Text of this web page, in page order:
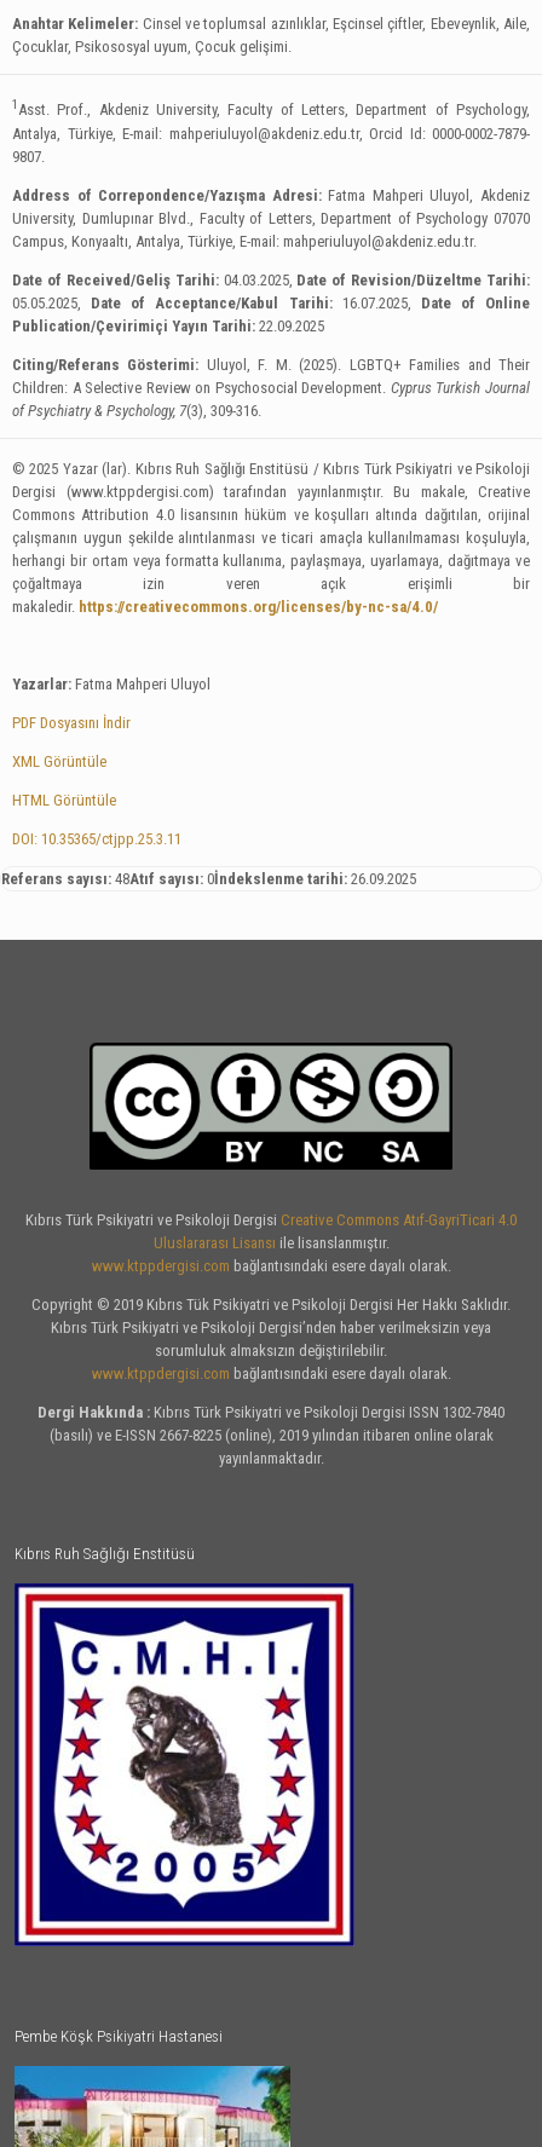
Anahtar Kelimeler: Cinsel ve toplumsal azınlıklar, Eşcinsel çiftler, Ebeveynlik, Aile,
Çocuklar, Psikososyal uyum, Çocuk gelişimi.
1 Asst. Prof., Akdeniz University, Faculty of Letters, Department of Psychology,
Antalya, Türkiye, E-mail: mahperiuluyol@akdeniz.edu.tr, Orcid Id: 0000-0002-7879-
9807.
Address of Correpondence/Yazışma Adresi:Fatma Mahperi Uluyol, Akdeniz
University, Dumlupınar Blvd., Faculty of Letters, Department of Psychology 07070
Campus, Konyaaltı, Antalya, Türkiye, E-mail: mahperiuluyol@akdeniz.edu.tr.
Date of Received/Geliş Tarihi: 04.03.2025, Date of Revision/Düzeltme Tarihi:
05.05.2025, Date of Acceptance/Kabul Tarihi: 16.07.2025, Date of Online
Publication/Çevirimiçi Yayın Tarihi: 22.09.2025
Citing/Referans Gösterimi: Uluyol, F. M. (2025). LGBTQ+ Families and Their
Children: A Selective Review on Psychosocial Development. Cyprus Turkish Journal
of Psychiatry & Psychology, 7(3), 309-316.
© 2025 Yazar (lar). Kıbrıs Ruh Sağlığı Enstitüsü / Kıbrıs Türk Psikiyatri ve Psikoloji
Dergisi (www.ktppdergisi.com) tarafından yayınlanmıştır. Bu makale, Creative
Commons Attribution 4.0 lisansının hüküm ve koşulları altında dağıtılan, orijinal
çalışmanın uygun şekilde alıntılanması ve ticari amaçla kullanılmaması koşuluyla,
herhangi bir ortam veya formatta kullanıma, paylaşmaya, uyarlamaya, dağıtmaya ve
çoğaltmaya izin veren açık erişimli bir
makaledir. https://creativecommons.org/licenses/by-nc-sa/4.0/
Yazarlar: Fatma Mahperi Uluyol
PDF Dosyasını İndir
XML Görüntüle
HTML Görüntüle
DOI: 10.35365/ctjpp.25.3.11
Referans sayısı: 48Atıf sayısı: 0İndekslenme tarihi: 26.09.2025
Kıbrıs Türk Psikiyatri ve Psikoloji Dergisi Creative Commons Atıf-GayriTicari 4.0
Uluslararası Lisansı ile lisanslanmıştır.
www.ktppdergisi.com bağlantısındaki esere dayalı olarak.
Copyright © 2019 Kıbrıs Tük Psikiyatri ve Psikoloji Dergisi Her Hakkı Saklıdır.
Kıbrıs Türk Psikiyatri ve Psikoloji Dergisi’nden haber verilmeksizin veya
sorumluluk almaksızın değiştirilebilir.
www.ktppdergisi.com bağlantısındaki esere dayalı olarak.
Dergi Hakkında : Kıbrıs Türk Psikiyatri ve Psikoloji Dergisi ISSN 1302-7840
(basılı) ve E-ISSN 2667-8225 (online), 2019 yılından itibaren online olarak
yayınlanmaktadır.
Kıbrıs Ruh Sağlığı Enstitüsü
Pembe Köşk Psikiyatri Hastanesi